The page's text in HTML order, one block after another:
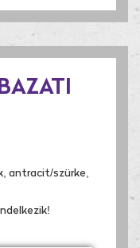
antracit/szürke,